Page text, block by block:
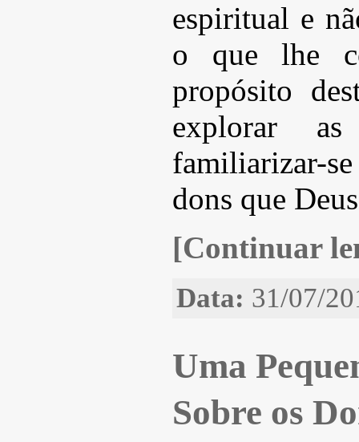
espiritual e
o que lhe
propósito
explorar
familiarizar-
dons que
[Continuar
Data: 31/07/
Uma
Sobre os